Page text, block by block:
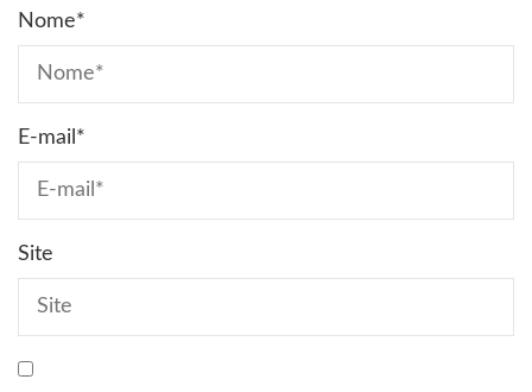
Nome*
E-mail *
Site